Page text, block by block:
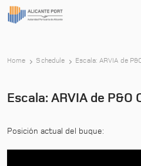
Home Schedule Escala: ARVIA de
Escala: ARVIA de P&O
Posición actual del buque: